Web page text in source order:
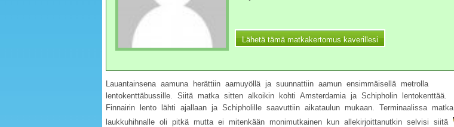
Lauantainsena aamuna herättiin aamuyöllä ja suunnattiin aamun ensimmäisellä metrolla
lentokenttäbussille. Siitä matka sitten alkoikin kohti Amsterdamia ja Schipholin lentokenttää.
Finnairin lento lähti ajallaan ja Schipholille saavuttiin aikataulun mukaan. Terminaalissa matka
laukkuhihnalle oli pitkä mutta ei mitenkään monimutkainen kun allekirjoittanutkin selvisi siitä